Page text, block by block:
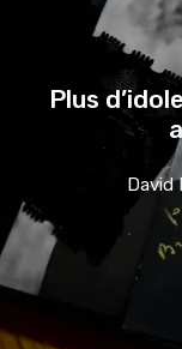
Plus
David